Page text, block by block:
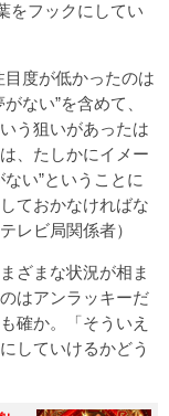
をフックにしてい
目度が低かったのは
ない”を含めて、
う狙いがあったは
、たしかにイメー
い”ということに
ておかなければな
レビ局関係者）
ざまな状況が相ま
はアンラッキーだ
確か。「そういえ
していけるかどう